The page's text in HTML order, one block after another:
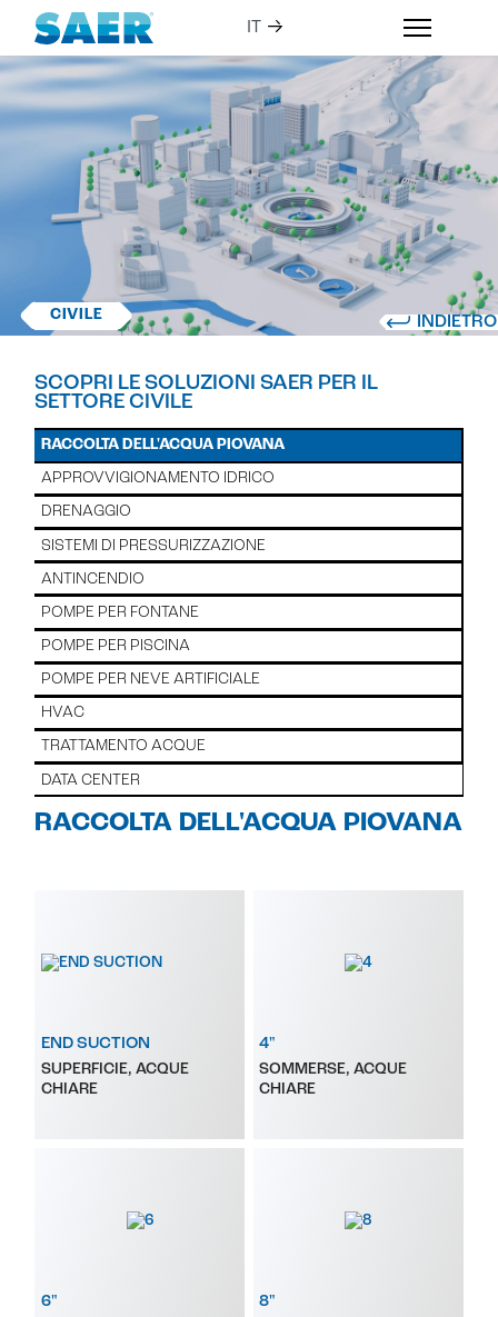
CIVILE INDIETRO
SCOPRI LE SOLUZIONI SAER PER IL
SETTORE CIVILE
RACCOLTA DELL'ACQUA PIOVANA
APPROVVIGIONAMENTO IDRICO
DRENAGGIO
SISTEMI DI PRESSURIZZAZIONE
ANTINCENDIO
POMPE PER FONTANE
POMPE PER PISCINA
POMPE PER NEVE ARTIFICIALE
HVAC
TRATTAMENTO ACQUE
DATA CENTER
RACCOLTA DELL'ACQUA PIOVANA
END SUCTION
SUPERFICIE, ACQUE
CHIARE
4"
SOMMERSE, ACQUE
CHIARE
6"
8"